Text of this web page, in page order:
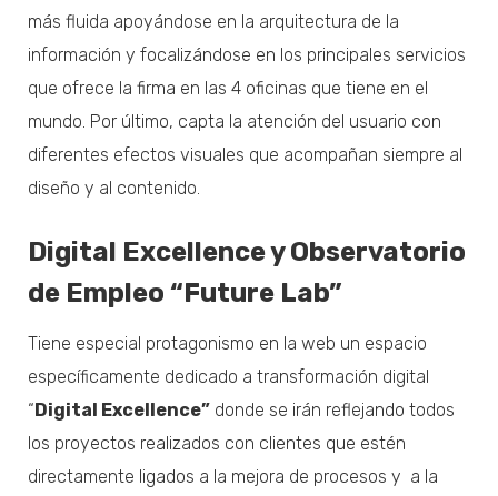
más fluida apoyándose en la arquitectura de la
información y focalizándose en los principales servicios
que ofrece la firma en las 4 oficinas que tiene en el
mundo. Por último, capta la atención del usuario con
diferentes efectos visuales que acompañan siempre al
diseño y al contenido.
Digital Excellence y Observatorio
de Empleo “Future Lab”
Tiene especial protagonismo en la web un espacio
específicamente dedicado a transformación digital
“Digital Excellence” donde se irán reflejando todos
los proyectos realizados con clientes que estén
directamente ligados a la mejora de procesos y a la